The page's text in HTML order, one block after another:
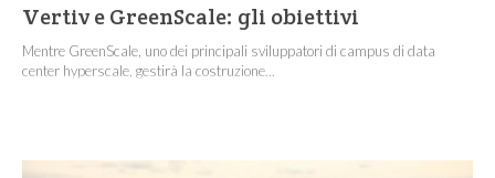
Vertiv e GreenScale: gli obiettivi
Mentre GreenScale, uno dei principali sviluppatori di campus di data
center hyperscale, gestirà la costruzione...